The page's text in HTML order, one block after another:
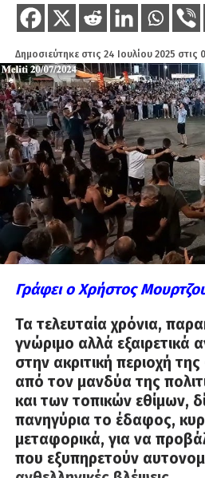
Δημοσιεύτηκε στις 24 Ιουλίου 2025 στις
Γράφει ο Χρήστος
Τα τελευταία χρόνια,
γνώριμο αλλά εξαιρετικά
στην ακριτική περιοχή
από τον μανδύα της
και των τοπικών εθίμων,
πανηγύρια το έδαφος,
μεταφορικά, για να
που εξυπηρετούν